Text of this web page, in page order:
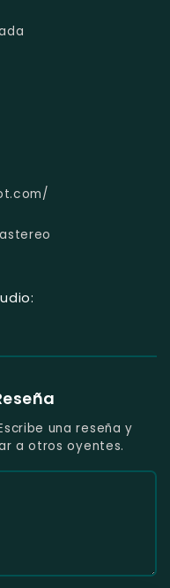
una reseña y
a otros oyentes.